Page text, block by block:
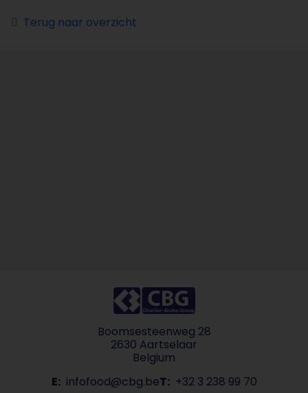
Terug naar overzicht
Boomsesteenweg 28
2630 Aartselaar
Belgium
E: infofood@cbg.beT: +32 3 238 99 70